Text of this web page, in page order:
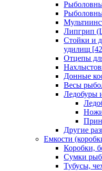
Липгрип
Стойки и
удилищ
Отцепы
Донные
Весы
Ледобуры
Ножи
Другие
Емкости
Коробки,
Сумки
Тубусы,